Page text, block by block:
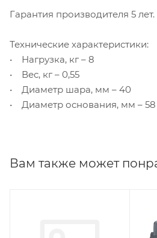
Гарантия производителя 5 лет.
Технические характеристики:
• Нагрузка, кг – 8
• Вес, кг – 0,55
• Диаметр шара, мм – 40
• Диаметр основания, мм – 58
Вам также может